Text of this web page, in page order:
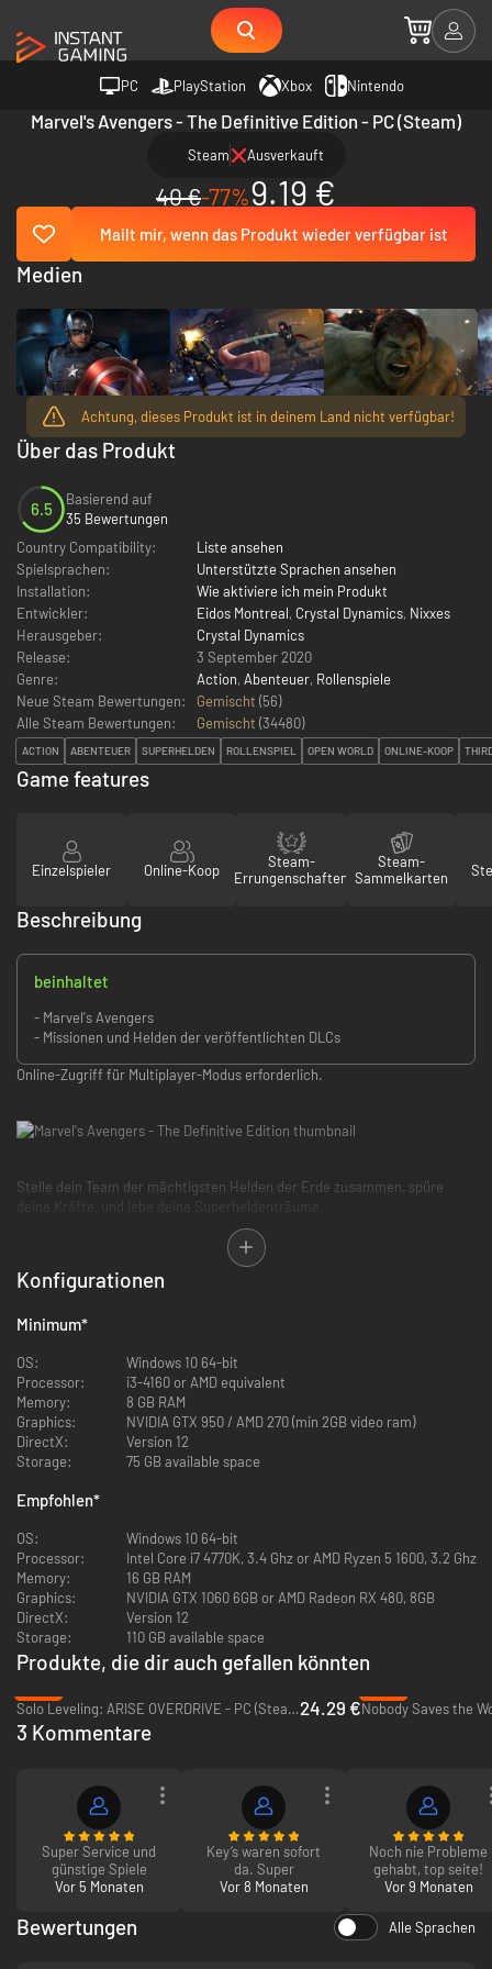
PC PlayStation Xbox Nintendo
Marvel's Avengers - The Definitive Edition - PC (Steam)
Steam Ausverkauft
40 €-77%9.19 €
Mailt mir, wenn das Produkt wieder verfügbar ist
Achtung, dieses Produkt ist in deinem Land nicht verfügbar!
Über das Produkt
6.5
Basierend auf
35 Bewertungen
Country Compatibility:
Liste ansehen
Spielsprachen:
Unterstützte Sprachen ansehen
Installation:
Wie aktiviere ich mein Produkt
Entwickler:
Eidos Montreal, Crystal Dynamics, Nixxes
Herausgeber:
Crystal Dynamics
Release:
3 September 2020
Genre:
Action, Abenteuer, Rollenspiele
Neue Steam Bewertungen:
Gemischt (56)
Alle Steam Bewertungen:
Gemischt (34480)
ACTION ABENTEUER SUPERHELDEN ROLLENSPIEL OPEN WORLD ONLINE-KOOP
Medien
Game features
Einzelspieler Online-Koop
Steam-
Errungenschaften
Steam-
Sammelkarten
Beschreibung
beinhaltet
- Marvel's Avengers
- Missionen und Helden der veröffentlichten DLCs
Online-Zugriff für Multiplayer-Modus erforderlich.
Stelle dein Team der mächtigsten Helden der Erde zusammen, spüre
deine Kräfte, und lebe deine Superheldenträume..
ist ein episches Third-Person-Action-Adventure, das
eine einzigartige, kinoreife Story mit Einzelspieler- und Koop-Gameplay
kombiniert.* Stelle online ein Team aus bis zu vier Spielern zusammen,
Auswahl von Helden an, und verteidige die Erde gegen eskalierende
Marvel's Avengersbeginnt am A-Day, als Captain America, Iron Man, Hulk,
Black Widow und Thor ein neues High-Tech-Hauptquartier der Avengers
in San Francisco eröffnen. Die Feier wird zur Todesfalle, als ein
geheimnisvoller Feind einen katastrophalen Unfall verursacht, der zu
enomer Zerstörung führt. Die Schuld an der Tragödie wird den Avengers
zugeschoben, und sie lösen sich auf. Fünf Jahre später, als alle
Superhelden als Gesetzlose gelten und die Welt in Gefahr ist, beginnt ein
großes Abenteuer: Eine entschlossene junge Frau namens Kamala Khan
macht sich auf, um die Avengers wieder zusammenzubringen und die
geheimnisvolle neue Macht namens AIM in die Schranken zu weisen.
Marvel's Avengersliefert das definitive Avengers-Spielerlebnis mit einem
Abenteuer, das unsere Helden aus dem Weltraum bis ins verborgene
Königreich Wakanda oder in eine apokalyptische alternative Zukunft
führt.
Stelle einen Kader von 11 einzigartigen Helden zusammen, gib ihnen
ihre Kräfte zurück und bekämpfe dann AIM solo oder online mit
Schalte großartige Fertigkeiten und neue Ausrüstung für jeden
Einzelnen der mächtigsten Helden der Erde frei, und passe sie
Konfigurationen
Minimum*
OS:
Windows 10 64-bit
Processor:
i3-4160 or AMD equivalent
Memory:
8 GB RAM
Graphics:
NVIDIA GTX 950 / AMD 270 (min 2GB video ram)
DirectX:
Version 12
Storage:
75 GB available space
Empfohlen*
OS:
Windows 10 64-bit
Processor:
Intel Core i7 4770K, 3.4 Ghz or AMD Ryzen 5 1600, 3.2 Ghz
Memory:
16 GB RAM
Graphics:
NVIDIA GTX 1060 6GB or AMD Radeon RX 480, 8GB
DirectX:
Version 12
Storage:
110 GB available space
Produkte, die dir auch gefallen könnten
Solo Leveling: ARISE OVERDRIVE - PC (Steam)24.29 €Nobody Saves the
3 Kommentare
Super Service und
günstige Spiele
Vor 5 Monaten
Key‘s waren sofort
da. Super
Vor 8 Monaten
Noch nie Probleme
gehabt, top seite!
Vor 9 Monaten
Bewertungen Alle Sprachen